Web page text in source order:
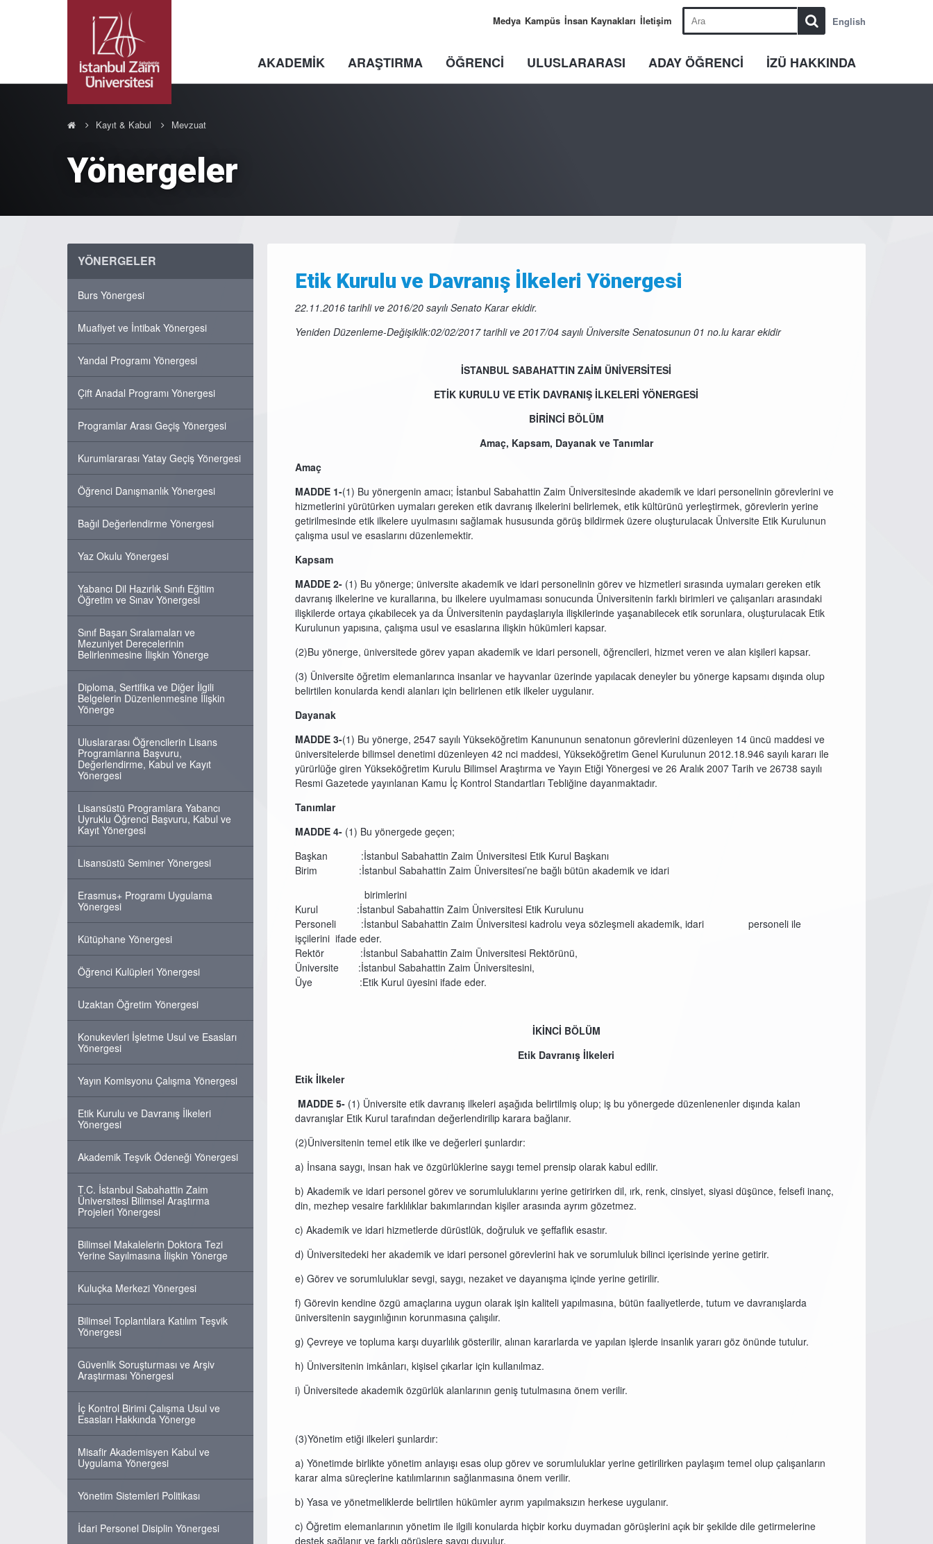
English
Medya Kampüs İnsan Kaynakları İletişim
AKADEMİK ARAŞTIRMA ÖĞRENCİ ULUSLARARASI ADAY ÖĞRENCİ İZÜ HAKKINDA
Kayıt & Kabul Mevzuat
Yönergeler
YÖNERGELER
Burs Yönergesi
Muafiyet ve İntibak Yönergesi
Yandal Programı Yönergesi
Çift Anadal Programı Yönergesi
Programlar Arası Geçiş Yönergesi
Kurumlararası Yatay Geçiş Yönergesi
Öğrenci Danışmanlık Yönergesi
Bağıl Değerlendirme Yönergesi
Yaz Okulu Yönergesi
Yabancı Dil Hazırlık Sınıfı Eğitim
Öğretim ve Sınav Yönergesi
Sınıf Başarı Sıralamaları ve
Mezuniyet Derecelerinin
Belirlenmesine İlişkin Yönerge
Diploma, Sertifika ve Diğer İlgili
Belgelerin Düzenlenmesine İlişkin
Yönerge
Uluslararası Öğrencilerin Lisans
Programlarına Başvuru,
Değerlendirme, Kabul ve Kayıt
Yönergesi
Lisansüstü Programlara Yabancı
Uyruklu Öğrenci Başvuru, Kabul ve
Kayıt Yönergesi
Lisansüstü Seminer Yönergesi
Erasmus+ Programı Uygulama
Yönergesi
Kütüphane Yönergesi
Öğrenci Kulüpleri Yönergesi
Uzaktan Öğretim Yönergesi
Konukevleri İşletme Usul ve Esasları
Yönergesi
Yayın Komisyonu Çalışma Yönergesi
Etik Kurulu ve Davranış İlkeleri
Yönergesi
Akademik Teşvik Ödeneği Yönergesi
T.C. İstanbul Sabahattin Zaim
Üniversitesi Bilimsel Araştırma
Projeleri Yönergesi
Bilimsel Makalelerin Doktora Tezi
Yerine Sayılmasına İlişkin Yönerge
Kuluçka Merkezi Yönergesi
Bilimsel Toplantılara Katılım Teşvik
Yönergesi
Güvenlik Soruşturması ve Arşiv
Araştırması Yönergesi
İç Kontrol Birimi Çalışma Usul ve
Esasları Hakkında Yönerge
Misafir Akademisyen Kabul ve
Uygulama Yönergesi
Yönetim Sistemleri Politikası
İdari Personel Disiplin Yönergesi
Etik Kurulu ve Davranış İlkeleri Yönergesi
22.11.2016 tarihli ve 2016/20 sayılı Senato Karar ekidir.
Yeniden Düzenleme-Değişiklik:02/02/2017 tarihli ve 2017/04 sayılı Üniversite Senatosunun 01 no.lu karar ekidir
İSTANBUL SABAHATTIN ZAİM ÜNİVERSİTESİ
ETİK KURULU VE ETİK DAVRANIŞ İLKELERİ YÖNERGESİ
BİRİNCİ BÖLÜM
Amaç, Kapsam, Dayanak ve Tanımlar
Amaç
MADDE 1-(1) Bu yönergenin amacı; İstanbul Sabahattin Zaim Üniversitesinde akademik ve idari personelinin görevlerini ve
hizmetlerini yürütürken uymaları gereken etik davranış ilkelerini belirlemek, etik kültürünü yerleştirmek, görevlerin yerine
getirilmesinde etik ilkelere uyulmasını sağlamak hususunda görüş bildirmek üzere oluşturulacak Üniversite Etik Kurulunun
çalışma usul ve esaslarını düzenlemektir.
Kapsam
MADDE 2- (1) Bu yönerge; üniversite akademik ve idari personelinin görev ve hizmetleri sırasında uymaları gereken etik
davranış ilkelerine ve kurallarına, bu ilkelere uyulmaması sonucunda Üniversitenin farklı birimleri ve çalışanları arasındaki
ilişkilerde ortaya çıkabilecek ya da Üniversitenin paydaşlarıyla ilişkilerinde yaşanabilecek etik sorunlara, oluşturulacak Etik
Kurulunun yapısına, çalışma usul ve esaslarına ilişkin hükümleri kapsar.
(2)Bu yönerge, üniversitede görev yapan akademik ve idari personeli, öğrencileri, hizmet veren ve alan kişileri kapsar.
(3) Üniversite öğretim elemanlarınca insanlar ve hayvanlar üzerinde yapılacak deneyler bu yönerge kapsamı dışında olup
belirtilen konularda kendi alanları için belirlenen etik ilkeler uygulanır.
Dayanak
MADDE 3-(1) Bu yönerge, 2547 sayılı Yükseköğretim Kanununun senatonun görevlerini düzenleyen 14 üncü maddesi ve
üniversitelerde bilimsel denetimi düzenleyen 42 nci maddesi, Yükseköğretim Genel Kurulunun 2012.18.946 sayılı kararı ile
yürürlüğe giren Yükseköğretim Kurulu Bilimsel Araştırma ve Yayın Etiği Yönergesi ve 26 Aralık 2007 Tarih ve 26738 sayılı
Resmi Gazetede yayınlanan Kamu İç Kontrol Standartları Tebliğine dayanmaktadır.
Tanımlar
MADDE 4-(1) Bu yönergede geçen;
Başkan :İstanbul Sabahattin Zaim Üniversitesi Etik Kurul Başkanı
Birim :İstanbul Sabahattin Zaim Üniversitesi’ne bağlı bütün akademik ve idari
birimlerini
Kurul :İstanbul Sabahattin Zaim Üniversitesi Etik Kurulunu
Personeli :İstanbul Sabahattin Zaim Üniversitesi kadrolu veya sözleşmeli akademik, idari personeli ile
işçilerini ifade eder.
Rektör :İstanbul Sabahattin Zaim Üniversitesi Rektörünü,
Üniversite :İstanbul Sabahattin Zaim Üniversitesini,
Üye :Etik Kurul üyesini ifade eder.
İKİNCİ BÖLÜM
Etik Davranış İlkeleri
Etik İlkeler
MADDE 5-(1) Üniversite etik davranış ilkeleri aşağıda belirtilmiş olup; iş bu yönergede düzenlenenler dışında kalan
davranışlar Etik Kurul tarafından değerlendirilip karara bağlanır.
(2)Üniversitenin temel etik ilke ve değerleri şunlardır:
a) İnsana saygı, insan hak ve özgürlüklerine saygı temel prensip olarak kabul edilir.
b) Akademik ve idari personel görev ve sorumluluklarını yerine getirirken dil, ırk, renk, cinsiyet, siyasi düşünce, felsefi inanç,
din, mezhep vesaire farklılıklar bakımlarından kişiler arasında ayrım gözetmez.
c) Akademik ve idari hizmetlerde dürüstlük, doğruluk ve şeffaflık esastır.
d) Üniversitedeki her akademik ve idari personel görevlerini hak ve sorumluluk bilinci içerisinde yerine getirir.
e) Görev ve sorumluluklar sevgi, saygı, nezaket ve dayanışma içinde yerine getirilir.
f) Görevin kendine özgü amaçlarına uygun olarak işin kaliteli yapılmasına, bütün faaliyetlerde, tutum ve davranışlarda
üniversitenin saygınlığının korunmasına çalışılır.
g) Çevreye ve topluma karşı duyarlılık gösterilir, alınan kararlarda ve yapılan işlerde insanlık yararı göz önünde tutulur.
h) Üniversitenin imkânları, kişisel çıkarlar için kullanılmaz.
i) Üniversitede akademik özgürlük alanlarının geniş tutulmasına önem verilir.
(3)Yönetim etiği ilkeleri şunlardır:
a) Yönetimde birlikte yönetim anlayışı esas olup görev ve sorumluluklar yerine getirilirken paylaşım temel olup çalışanların
karar alma süreçlerine katılımlarının sağlanmasına önem verilir.
b) Yasa ve yönetmeliklerde belirtilen hükümler ayrım yapılmaksızın herkese uygulanır.
c) Öğretim elemanlarının yönetim ile ilgili konularda hiçbir korku duymadan görüşlerini açık bir şekilde dile getirmelerine
destek sağlanır ve farklı görüşlere saygı duyulur.